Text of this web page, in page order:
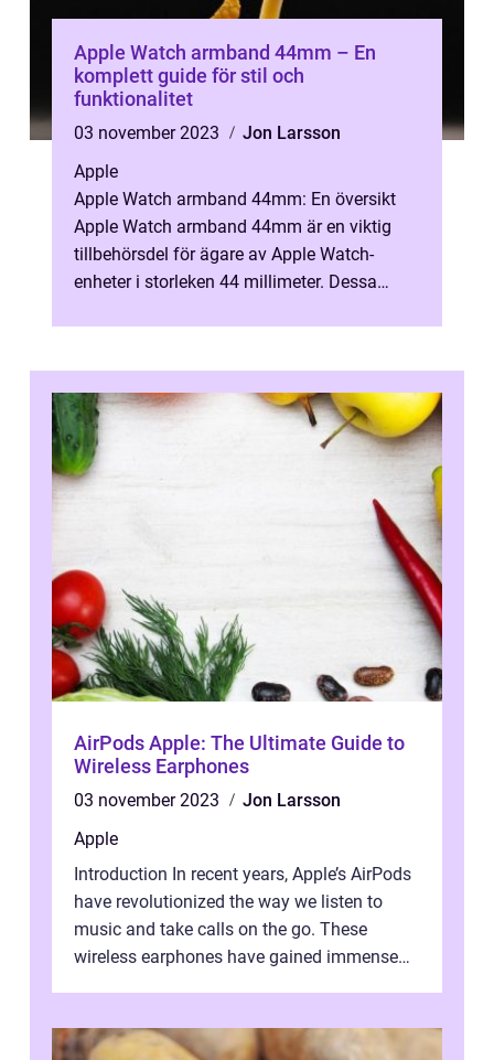
Apple Watch armband 44mm – En
komplett guide för stil och
funktionalitet
03 november 2023
Jon Larsson
Apple
Apple Watch armband 44mm: En översikt
Apple Watch armband 44mm är en viktig
tillbehörsdel för ägare av Apple Watch-
enheter i storleken 44 millimeter. Dessa
AirPods Apple: The Ultimate Guide to
Wireless Earphones
03 november 2023
Jon Larsson
Apple
Introduction In recent years, Apple’s AirPods
have revolutionized the way we listen to
music and take calls on the go. These
wireless earphones have gained immense